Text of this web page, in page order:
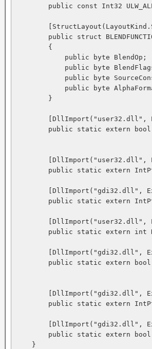
public const Int32
public struct
        {
            public byte BlendOp;
public byte
public byte
public byte
        }
[DllImport("user32.dll",
public static extern
[DllImport("user32.dll",
public static extern
[DllImport("gdi32.dll",
public static extern
[DllImport("user32.dll",
public static extern int
[DllImport("gdi32.dll",
public static extern
[DllImport("gdi32.dll",
public static extern
[DllImport("gdi32.dll",
public static extern
    }